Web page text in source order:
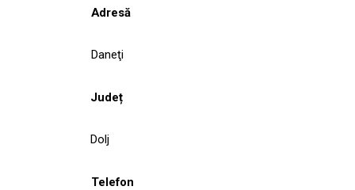
Adresă
Daneţi
Județ
Dolj
Telefon